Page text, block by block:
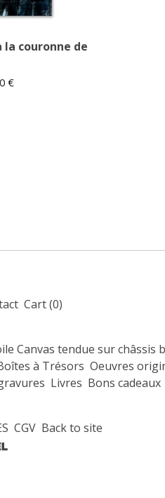
la couronne de
€
Cart (0)
Canvas tendue sur châssis
à Trésors Oeuvres
Livres Bons cadeaux
CGV Back to site